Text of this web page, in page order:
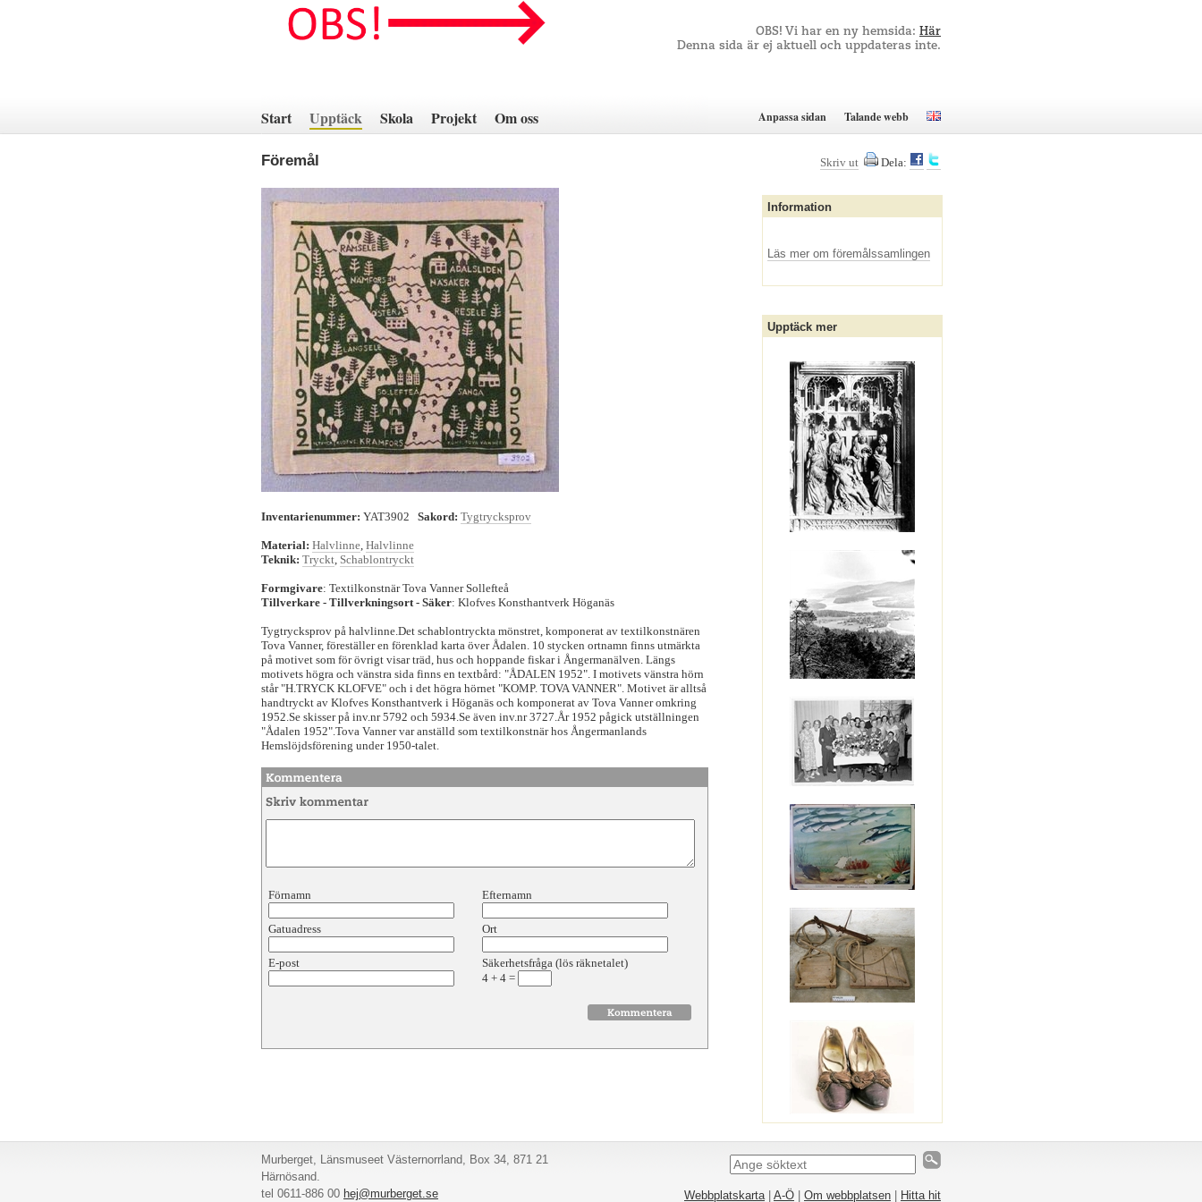
innehåll
OBS! Vi har en ny hemsida: Här
Denna sida är ej aktuell och uppdateras inte.
Start Upptäck Skola Projekt Om oss Anpassa sidan Talande webb
Föremål
Inventarienummer: YAT3902 Sakord: Tygtrycksprov
Material: Halvlinne, Halvlinne
Teknik: Tryckt, Schablontryckt
Formgivare: Textilkonstnär Tova Vanner Sollefteå
Tillverkare - Tillverkningsort - Säker: Klofves Konsthantverk Höganäs
Tygtrycksprov på halvlinne.Det schablontryckta mönstret, komponerat av textilkonstnären
Tova Vanner, föreställer en förenklad karta över Ådalen. 10 stycken ortnamn finns utmärkta
på motivet som för övrigt visar träd, hus och hoppande fiskar i Ångermanälven. Längs
motivets högra och vänstra sida finns en textbård: "ÅDALEN 1952". I motivets vänstra hörn
står "H.TRYCK KLOFVE" och i det högra hörnet "KOMP. TOVA VANNER". Motivet är alltså
handtryckt av Klofves Konsthantverk i Höganäs och komponerat av Tova Vanner omkring
1952.Se skisser på inv.nr 5792 och 5934.Se även inv.nr 3727.År 1952 pågick utställningen
"Ådalen 1952".Tova Vanner var anställd som textilkonstnär hos Ångermanlands
Hemslöjdsförening under 1950-talet.
Förnamn Efternamn
Gatuadress Ort
E-post
Säkerhetsfråga (lös räknetalet)
4 + 4 =
Skriv ut Dela:
Information
Läs mer om föremålssamlingen
Upptäck mer
Murberget, Länsmuseet Västernorrland, Box 34, 871 21
Härnösand.
tel 0611-886 00 hej@murberget.se Webbplatskarta| A-Ö Om webbplatsen Hitta hit